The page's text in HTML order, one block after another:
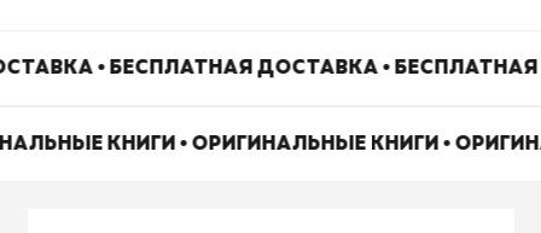
• БЕСПЛАТНАЯ ДОСТАВКА •
КНИГИ • ОРИГИНАЛЬНЫЕ КНИГИ •